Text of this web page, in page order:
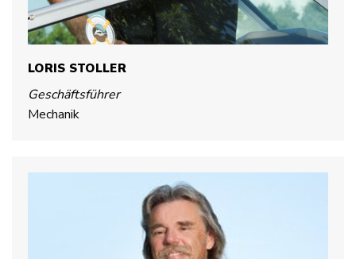
LORIS STOLLER
Geschäftsführer
Mechanik